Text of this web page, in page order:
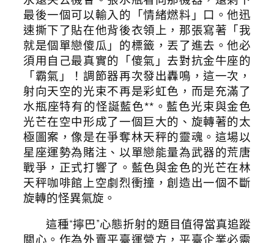
最後一個可以輸入的「情緒燃料」口。他迅
速撕下了貼在他背後衣領上，那張寫著「我
就是個單戀傻瓜」的標籤，丟了進去。他必
須用自己最真實的「傻氣」去對抗金牛座的
「霸氣」！調節器再次發出轟鳴，這一次，
射向天空的光束不再是彩虹色，而是充滿了
水瓶座特有的怪誕藍色**。藍色光束與金色
光芒在空中形成了一個巨大的、旋轉著的太
極圖案，像是在爭奪林天秤的靈魂。這場以
星座運勢為賭注、以單戀能量為武器的荒唐
戰爭，正式打響了。藍色與金色的光芒在林
天秤咖啡館上空劇烈衝撞，創造出一個不斷
旋轉的怪異氣旋。
這種“擰巴”心態折射的題目值得當真追蹤
關心。作為外賣平臺運營方，平臺企業必需